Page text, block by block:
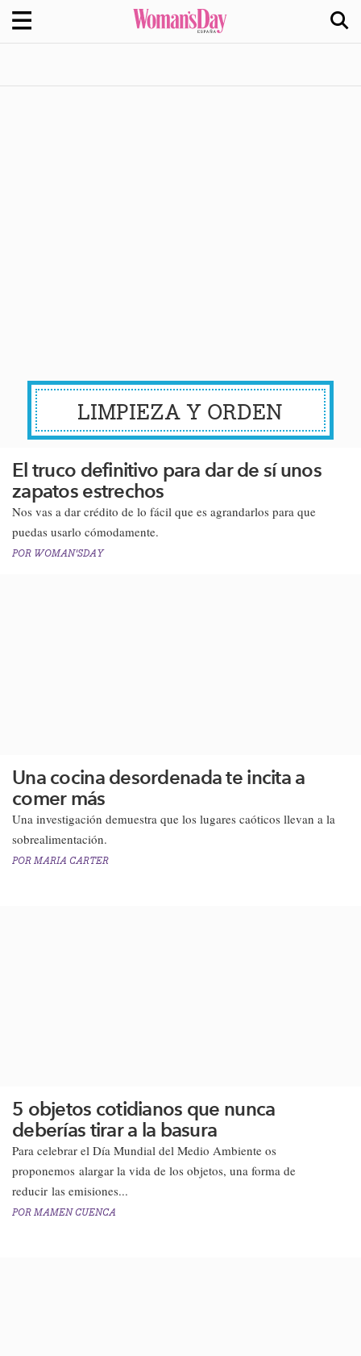
LIMPIEZA Y ORDEN
El truco definitivo para dar de sí unos
zapatos estrechos
Nos vas a dar crédito de lo fácil que es agrandarlos para que
puedas usarlo cómodamente.
POR WOMAN'SDAY
Una cocina desordenada te incita a
comer más
Una investigación demuestra que los lugares caóticos llevan a la
sobrealimentación​.
POR MARIA CARTER
5 objetos cotidianos que nunca
deberías tirar a la basura
​Para celebrar el Día Mundial del Medio Ambiente os
proponemos alargar la vida de los objetos, una forma de
reducir las emisiones...
POR MAMEN CUENCA